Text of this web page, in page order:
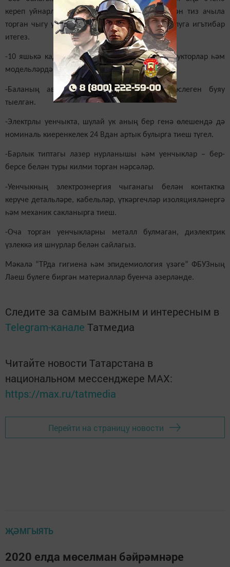
кереп уйнарлык уенчык аласыз. Ул чакта эчтән тиз ачыла
торган чыгу урыны, вентиляцион тишекләр булуга игътибар
итегез.
-10 яшькә кадәрге балалар җыя торган конструкторлар һәм
модельләрдә эретеп ябыштыруга юл куелмый.
-Баланың авызына эләгерлек уенчыклар өслеген буяу
тыелган.
-Электрлы уенчыкта, шулай ук аның бер генә өлешендә дә
номиналь киеренкелек 24 Вдан артык булырга тиеш түгел.
-Барлык типтагы лазер нурланышы һәм уенчыклар – бер-
берсе белән туры килми торган нәрсәләр.
-Уенчыкның электроэнергия чыганагы белән контактка
керүче детальләре, кабельләр, үткәргечләр изоляцияләнергә
һәм механик сакланырга тиеш.
-Оча торган уенчыкларны металл булмаган, диэлектрик
үзлеккә ия шнурлар белән сайлагыз.
Мәкалә “ТРда гигиена һәм эпидемиология үзәге” ФБУЗның
Лаеш бүлеге биргән материаллар буенча әзерләнде.
Следите за самым важным и интересным в
Telegram-канале Татмедиа
Читайте новости Татарстана в
национальном мессенджере MАХ:
https://max.ru/tatmedia
Перейти на страницу новости
ҖӘМГЫЯТЬ
2020 елда мөселман бәйрәмнәре